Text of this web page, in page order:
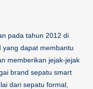
pada tahun 2012 di
yang dapat membantu
memberikan jejak-jejak
brand sepatu smart
dari sepatu formal,